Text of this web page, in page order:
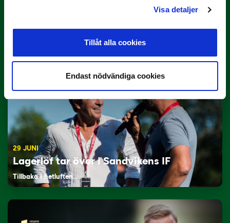
Visa detaljer
Tillåt alla cookies
Endast nödvändiga cookies
29 JUNI
Lagerlöf tar över i Sandvikens IF
Tillbaka i hetluften…